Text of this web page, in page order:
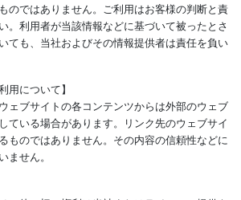
のではありません。ご利用はお客様の判断と責
。利用者が当該情報などに基づいて被ったとさ
ても、当社およびその情報提供者は責任を負い
用について】
ェブサイトの各コンテンツからは外部のウェブ
ている場合があります。リンク先のウェブサイ
ものではありません。その内容の信頼性などに
ません。